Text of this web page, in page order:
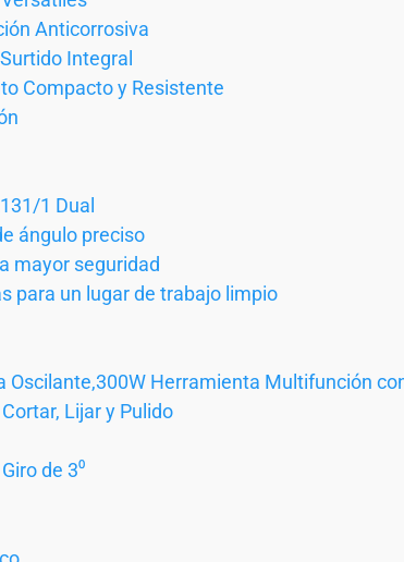
Anticorrosiva
Integral
Compacto y Resistente
1 Dual
ángulo preciso
mayor seguridad
para un lugar de trabajo limpio
Oscilante,300W Herramienta Multifunción
Lijar y Pulido
de 3⁰